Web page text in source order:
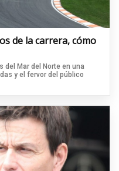
de la carrera, cómo
del Mar del Norte en una
y el fervor del público